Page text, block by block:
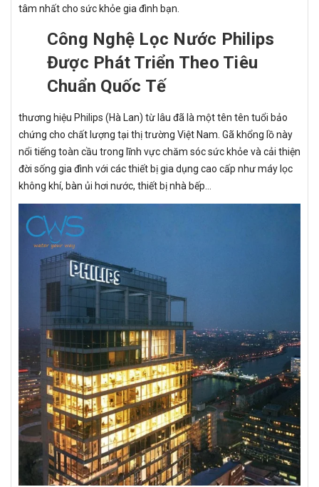
tâm nhất cho sức khỏe gia đình bạn.
Công Nghệ Lọc Nước Philips
Được Phát Triển Theo Tiêu
Chuẩn Quốc Tế
thương hiệu Philips (Hà Lan) từ lâu đã là một tên tên tuổi bảo
chứng cho chất lượng tại thị trường Việt Nam. Gã khổng lồ này
nổi tiếng toàn cầu trong lĩnh vực chăm sóc sức khỏe và cải thiện
đời sống gia đình với các thiết bị gia dụng cao cấp như máy lọc
không khí, bàn ủi hơi nước, thiết bị nhà bếp...